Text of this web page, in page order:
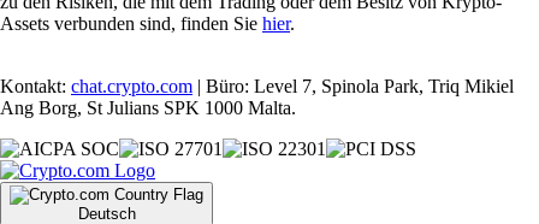
Assets verbunden sind, finden Sie hier.
Kontakt: chat.crypto.com | Büro: Level 7, Spinola Park, Triq Mikiel
Ang Borg, St Julians SPK 1000 Malta.
Deutsch